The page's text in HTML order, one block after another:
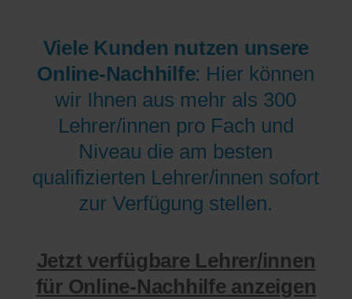
Viele Kunden nutzen unsere
Online-Nachhilfe: Hier können
wir Ihnen aus mehr als 300
Lehrer/innen pro Fach und
Niveau die am besten
qualifizierten Lehrer/innen sofort
zur Verfügung stellen.
Jetzt verfügbare Lehrer/innen
für Online-Nachhilfe anzeigen